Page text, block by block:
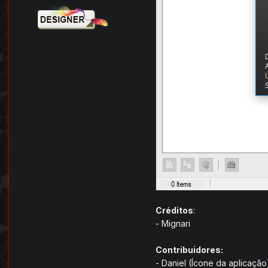
Créditos:
- Mignari
Contribuidores:
- Daniel (Ícone da